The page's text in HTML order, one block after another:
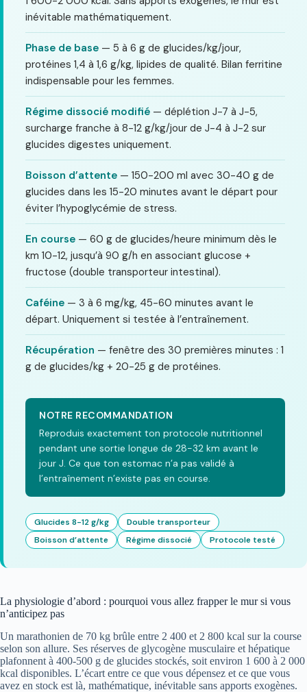
inévitable mathématiquement.
Phase de base — 5 à 6 g de glucides/kg/jour,
protéines 1,4 à 1,6 g/kg, lipides de qualité. Bilan ferritine
indispensable pour les femmes.
Régime dissocié modifié — déplétion J-7 à J-5,
surcharge franche à 8-12 g/kg/jour de J-4 à J-2 sur
glucides digestes uniquement.
Boisson d’attente — 150-200 ml avec 30-40 g de
glucides dans les 15-20 minutes avant le départ pour
éviter l’hypoglycémie de stress.
En course — 60 g de glucides/heure minimum dès le
km 10-12, jusqu’à 90 g/h en associant glucose +
fructose (double transporteur intestinal).
Caféine — 3 à 6 mg/kg, 45-60 minutes avant le
départ. Uniquement si testée à l’entraînement.
Récupération — fenêtre des 30 premières minutes : 1
g de glucides/kg + 20-25 g de protéines.
NOTRE RECOMMANDATION
Reproduis exactement ton protocole nutritionnel
pendant une sortie longue de 28-32 km avant le
jour J. Ce que ton estomac n’a pas validé à
l’entraînement n’existe pas en course.
Glucides 8-12 g/kg
Double transporteur
Boisson d’attente
Régime dissocié Protocole testé
La physiologie d’abord : pourquoi vous allez frapper le mur si vous
n’anticipez pas
Un marathonien de 70 kg brûle entre 2 400 et 2 800 kcal sur la course
selon son allure. Ses réserves de glycogène musculaire et hépatique
plafonnent à 400-500 g de glucides stockés, soit environ 1 600 à 2 000
kcal disponibles. L’écart entre ce que vous dépensez et ce que vous
avez en stock est là, mathématique, inévitable sans apports exogènes.